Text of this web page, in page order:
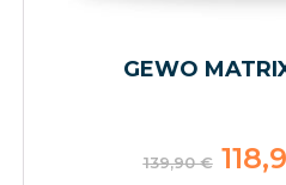
GEWO
139,90€ Le
prix